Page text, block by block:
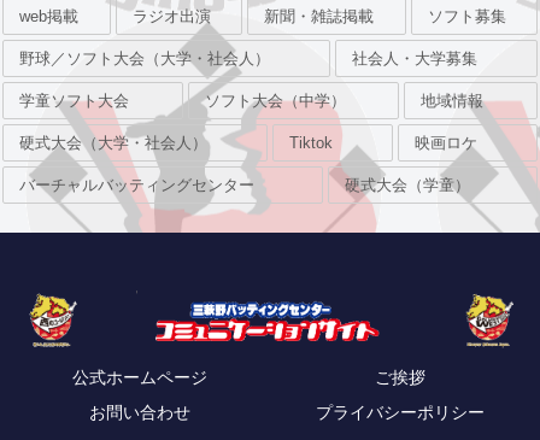
web掲載 ラジオ出演 新聞・雑誌掲載 ソフト募集
野球／ソフト大会（大学・社会人） 社会人・大学募集
学童ソフト大会 ソフト大会（中学） 地域情報
硬式大会（大学・社会人） Tiktok 映画ロケ
バーチャルバッティングセンター 硬式大会（学童）
公式ホームページ
ご挨拶
お問い合わせ
プライバシーポリシー